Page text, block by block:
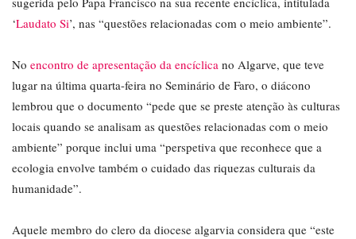
‘Laudato Si’, nas “questões relacionadas com o meio ambiente”.
No encontro de apresentação da encíclica no Algarve, que teve
lugar na última quarta-feira no Seminário de Faro, o diácono
lembrou que o documento “pede que se preste atenção às culturas
locais quando se analisam as questões relacionadas com o meio
ambiente” porque inclui uma “perspetiva que reconhece que a
ecologia envolve também o cuidado das riquezas culturais da
humanidade”.
Aquele membro do clero da diocese algarvia considera que “este